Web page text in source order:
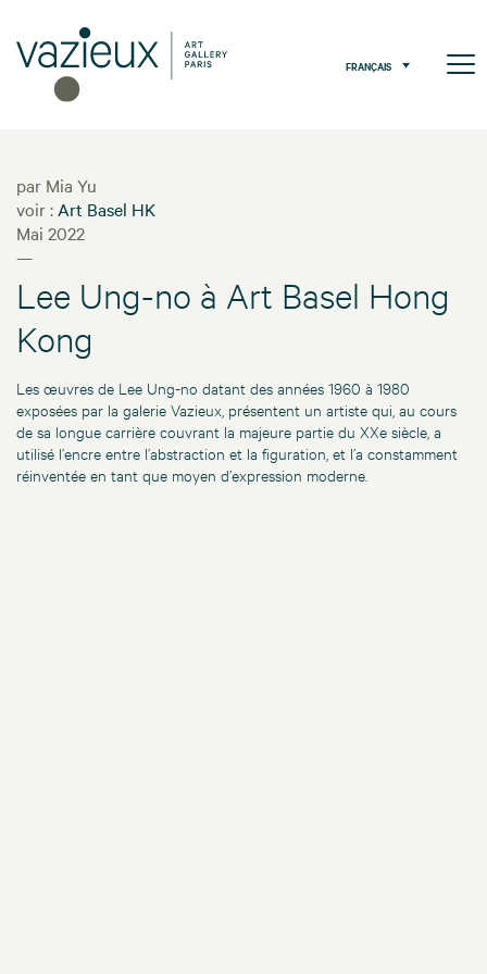
FRANÇAIS
par Mia Yu
voir : Art Basel HK
Mai 2022
—
Lee Ung-no à Art Basel Hong
Kong
Les œuvres de Lee Ung-no datant des années 1960 à 1980
exposées par la galerie Vazieux, présentent un artiste qui, au cours
de sa longue carrière couvrant la majeure partie du XXe siècle, a
utilisé l’encre entre l’abstraction et la figuration, et l’a constamment
réinventée en tant que moyen d’expression moderne.